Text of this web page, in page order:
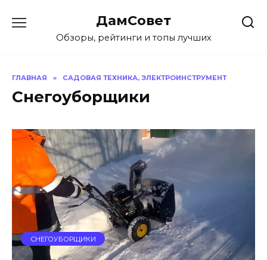
содержанию
ДамСовет
Обзоры, рейтинги и топы лучших
ГЛАВНАЯ » САДОВАЯ ТЕХНИКА, ЭЛЕКТРОИНСТРУМЕНТ
Снегоуборщики
СНЕГОУБОРЩИКИ